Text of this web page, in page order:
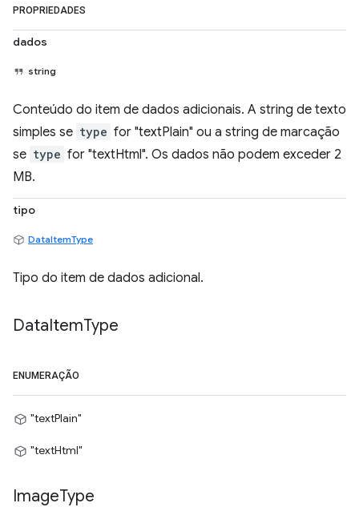
PROPRIEDADES
dados
string
Conteúdo do item de dados adicionais. A string de texto
simples se type for "textPlain" ou a string de marcação
se type for "textHtml". Os dados não podem exceder 2
MB.
tipo
DataItemType
Tipo do item de dados adicional.
DataItemType
ENUMERAÇÃO
"textPlain"
"textHtml"
ImageType